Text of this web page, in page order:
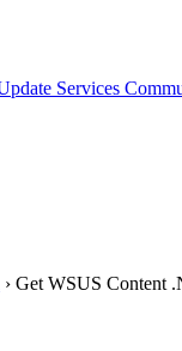
› Get WSUS Content